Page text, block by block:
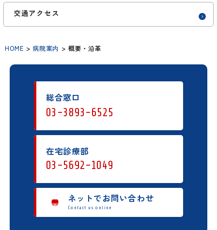
交通アクセス
HOME > 病院案内 > 概要・沿革
総合窓口
03-3893-6525
在宅診療部
03-5692-1049
ネットでお問い合わせ
Contact us online